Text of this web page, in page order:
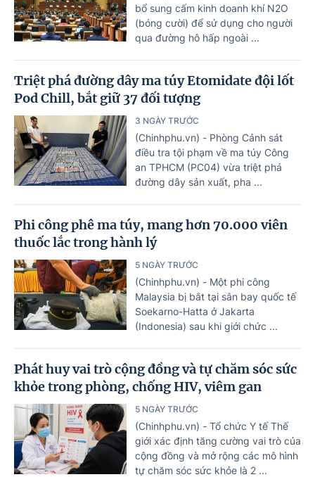
bổ sung cấm kinh doanh khí N2O
(bóng cười) để sử dụng cho người
qua đường hô hấp ngoài ...
Triệt phá đường dây ma túy Etomidate đội lốt
Pod Chill, bắt giữ 37 đối tượng
3 NGÀY TRƯỚC
(Chinhphu.vn) - Phòng Cảnh sát
điều tra tội phạm về ma túy Công
an TPHCM (PC04) vừa triệt phá
đường dây sản xuất, pha ...
Phi công phê ma túy, mang hơn 70.000 viên
thuốc lắc trong hành lý
5 NGÀY TRƯỚC
(Chinhphu.vn) - Một phi công
Malaysia bị bắt tại sân bay quốc tế
Soekarno-Hatta ở Jakarta
(Indonesia) sau khi giới chức ...
Phát huy vai trò cộng đồng và tự chăm sóc sức
khỏe trong phòng, chống HIV, viêm gan
5 NGÀY TRƯỚC
(Chinhphu.vn) - Tổ chức Y tế Thế
giới xác định tăng cường vai trò của
cộng đồng và mở rộng các mô hình
tự chăm sóc sức khỏe là 2 ...